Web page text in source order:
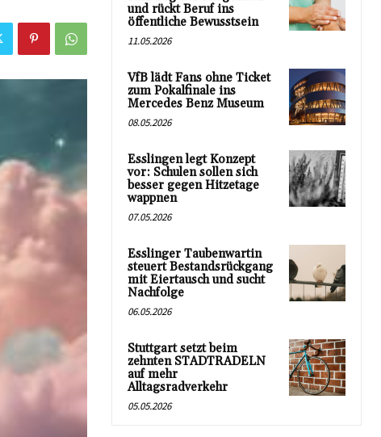
und rückt Beruf ins
öffentliche Bewusstsein
11.05.2026
VfB lädt Fans ohne Ticket
zum Pokalfinale ins
Mercedes Benz Museum
08.05.2026
Esslingen legt Konzept
vor: Schulen sollen sich
besser gegen Hitzetage
wappnen
07.05.2026
Esslinger Taubenwartin
steuert Bestandsrückgang
mit Eiertausch und sucht
Nachfolge
06.05.2026
Stuttgart setzt beim
zehnten STADTRADELN
auf mehr
Alltagsradverkehr
05.05.2026